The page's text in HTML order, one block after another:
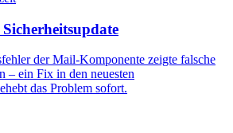
der Mail‑Komponente zeigte falsche
– ein Fix in den neuesten
das Problem sofort.